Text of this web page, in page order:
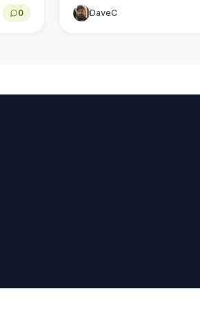
0
enheten, 5,5-tommers 1080p-
DaveC